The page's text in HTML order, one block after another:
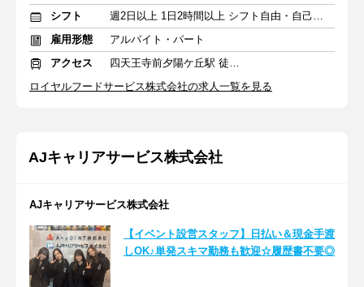
シフト
週2日以上 1日2時間以上 シフト自由・自己申告
雇用形態
アルバイト・パート
アクセス
四天王寺前夕陽ケ丘駅 徒歩5分
ロイヤルフードサービス株式会社の求人一覧を見る
AJキャリアサービス株式会社
AJキャリアサービス株式会社
【イベント設営スタッフ】日払い＆現金手渡
しOK♪単発スキマ勤務も歓迎☆履歴書不要◎